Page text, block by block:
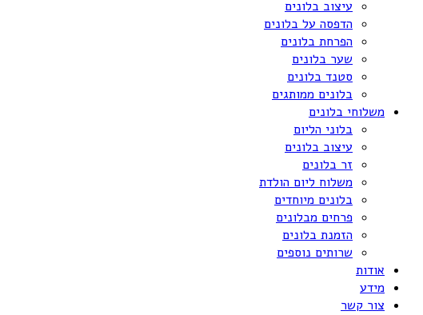
עיצוב בלונים
הדפסה על בלונים
הפרחת בלונים
שער בלונים
סטנד בלונים
בלונים ממותגים
משלוחי בלונים
בלוני הליום
עיצוב בלונים
זר בלונים
משלוח ליום הולדת
בלונים מיוחדים
פרחים מבלונים
הזמנת בלונים
שרותים נוספים
אודות
מידע
צור קשר